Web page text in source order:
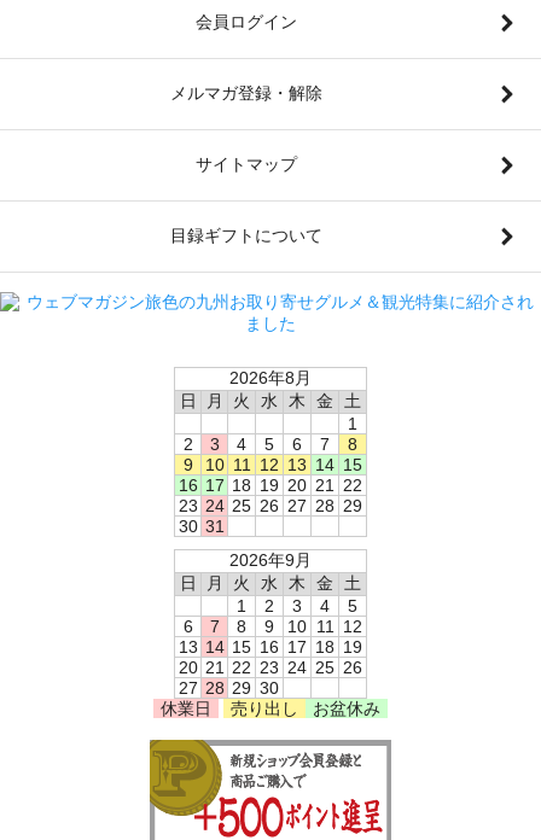
会員ログイン
メルマガ登録・解除
サイトマップ
目録ギフトについて
2026年8月
日
月 火 水 木 金
土
1
2
3 4 5 6 7
8
9
10 11 12 13 14 15
16 17 18 19 20 21
22
23 24 25 26 27 28 29
30 31
2026年9月
日
月 火 水 木 金
土
1
2 3 4
5
6
7 8 9 10 11
12
13 14 15 16 17 18 19
20 21 22 23 24 25 26
27 28 29 30
休業日
売り出し お盆休み